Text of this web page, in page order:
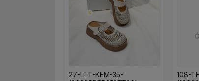
27-LTT-KEM-35-
108-